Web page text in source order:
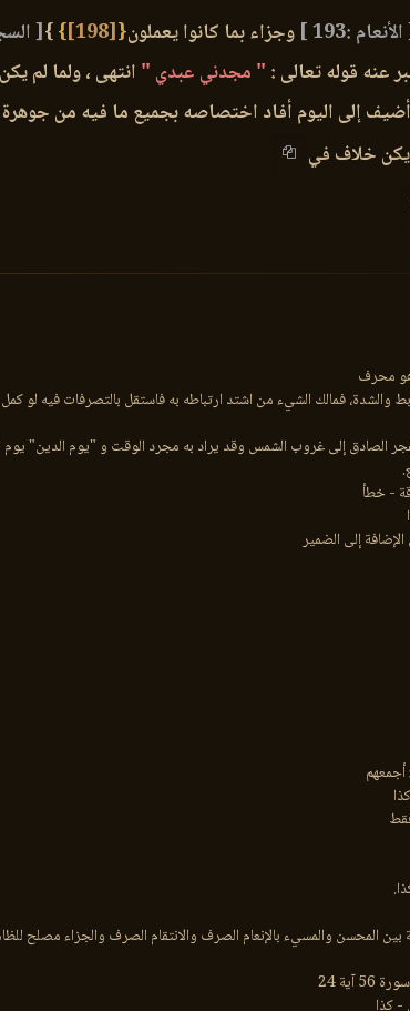
:193 ] وجزاء بما كانوا يعملون{
[198]
}
}
[
عنه قوله تعالى : " مجدني عبدي " انتهى ، ولما لم
أضيف إلى اليوم أفاد اختصاصه بجميع ما فيه من
يكن خلاف في
محرف
والشدة، فمالك الشيء من اشتد ارتباطه به فاستقل بالتصرفات فيه
الصادق إلى غروب الشمس وقد يراد به مجرد الوقت و "يوم الدين" يوم
- خطأ
إلى الضمير
المحسن والمسيء بالإنعام الصرف والانتقام الصرف والجزاء مصلح